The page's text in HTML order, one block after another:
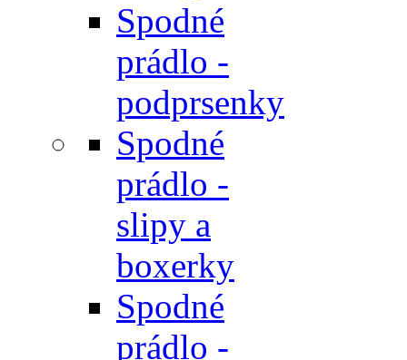
Spodné
prádlo -
podprsenky
Spodné
prádlo -
slipy a
boxerky
Spodné
prádlo -